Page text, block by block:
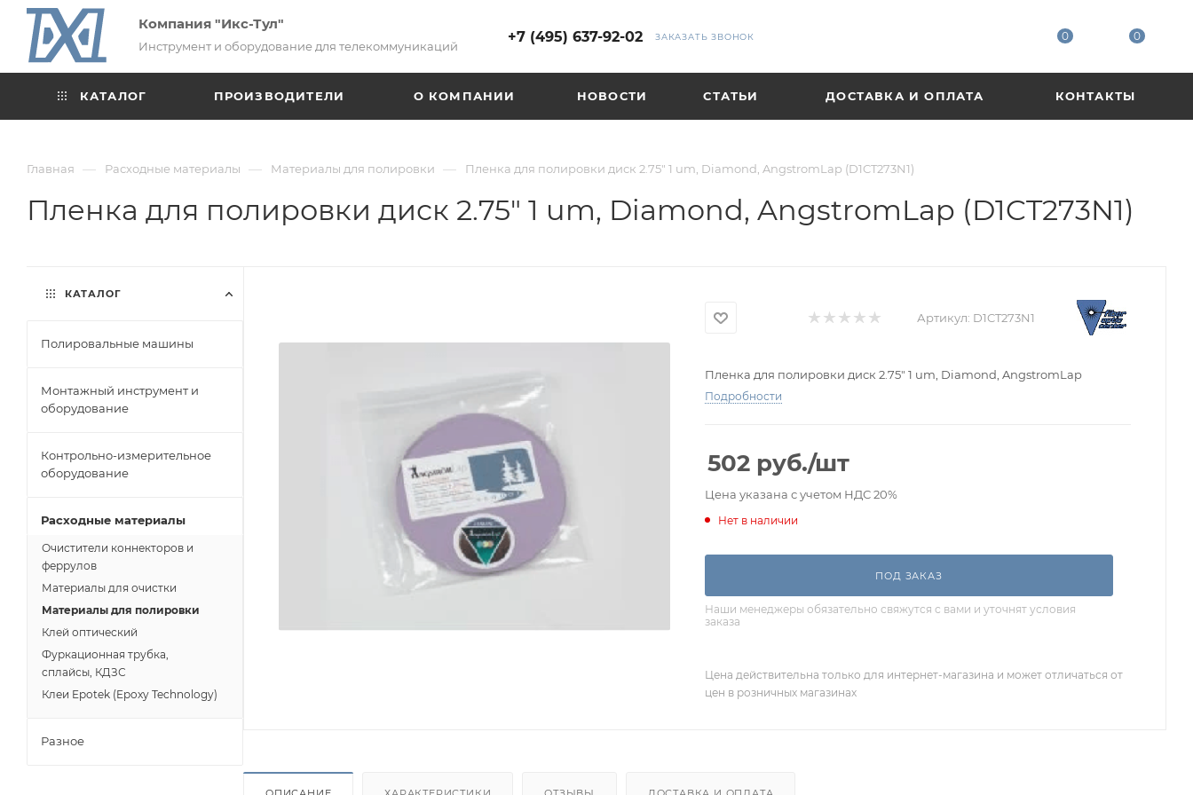
Компания "Икс-Тул"
Инструмент и оборудование для телекоммуникаций
+7 (495) 637-92-02 ЗАКАЗАТЬ ЗВОНОК 0 0
КАТАЛОГ ПРОИЗВОДИТЕЛИ О КОМПАНИИ НОВОСТИ СТАТЬИ ДОСТАВКА И ОПЛАТА КОНТАКТЫ
Главная — Расходные материалы — Материалы для полировки — Пленка для полировки диск 2.75" 1 um, Diamond, AngstromLap (D1CT273N1)
Пленка для полировки диск 2.75" 1 um, Diamond, AngstromLap (D1CT273N1)
Артикул: D1CT273N1
Пленка для полировки диск 2.75" 1 um, Diamond, AngstromLap
Подробности
502 руб./шт
Цена указана с учетом НДС 20%
Нет в наличии
ПОД ЗАКАЗ
Наши менеджеры обязательно свяжутся с вами и уточнят условия
заказа
Цена действительна только для интернет-магазина и может отличаться от
цен в розничных магазинах
КАТАЛОГ
Полировальные машины
Монтажный инструмент и
оборудование
Контрольно-измерительное
оборудование
Расходные материалы
Очистители коннекторов и
феррулов
Материалы для очистки
Материалы для полировки
Клей оптический
Фуркационная трубка,
сплайсы, КДЗС
Клеи Epotek (Epoxy Technology)
Разное